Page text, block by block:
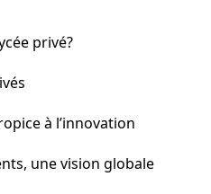
privé?
à l’innovation
une vision globale